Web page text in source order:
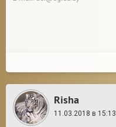
Risha
11.03.2018 в 15:13